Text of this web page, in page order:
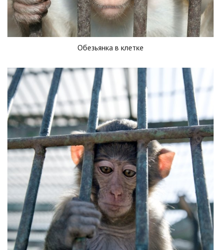
Обезьянка в клетке